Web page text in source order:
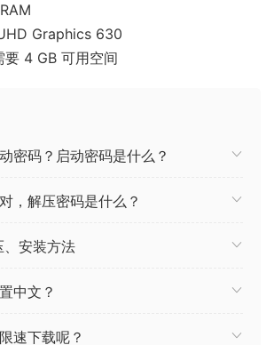
Graphics 630
要 4 GB 可用空间
密码？启动密码是什么？
，解压密码是什么？
、安装方法
中文？
速下载呢？